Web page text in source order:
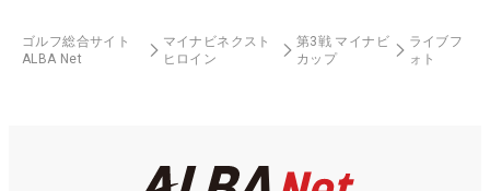
ゴルフ総合サイト
ALBA Net
マイナビネクスト
ヒロイン
第3戦 マイナビ
カップ
ライブフ
ォト